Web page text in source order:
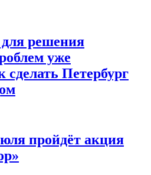
для решения
уже
сделать Петербург
пройдёт акция